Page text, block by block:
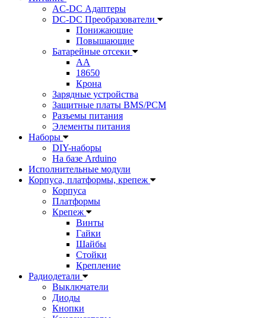
AC-DC Адаптеры
DC-DC Преобразователи
Понижающие
Повышающие
Батарейные отсеки
AA
18650
Крона
Зарядные устройства
Защитные платы BMS/PCM
Разъемы питания
Элементы питания
Наборы
DIY-наборы
На базе Arduino
Исполнительные модули
Корпуса, платформы, крепеж
Корпуса
Платформы
Крепеж
Винты
Гайки
Шайбы
Стойки
Крепление
Радиодетали
Выключатели
Диоды
Кнопки